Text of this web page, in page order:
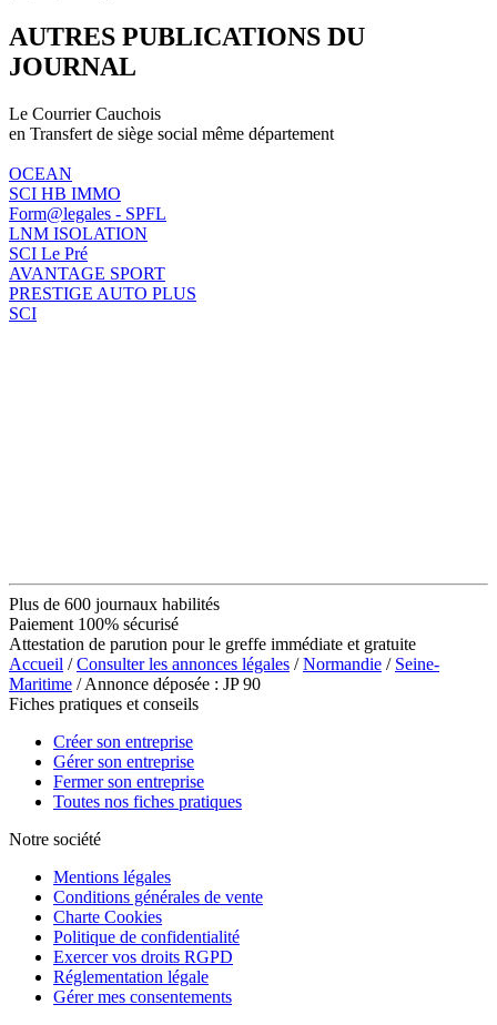
AUTRES PUBLICATIONS DU
JOURNAL
Le Courrier Cauchois
en Transfert de siège social même département
OCEAN
SCI HB IMMO
Form@legales - SPFL
LNM ISOLATION
SCI Le Pré
AVANTAGE SPORT
PRESTIGE AUTO PLUS
SCI
Plus de 600 journaux habilités
Paiement 100% sécurisé
Attestation de parution pour le greffe immédiate et gratuite
Accueil /Consulter les annonces légales /Normandie / Seine-
Maritime / Annonce déposée : JP 90
Fiches pratiques et conseils
Créer son entreprise
Gérer son entreprise
Fermer son entreprise
Toutes nos fiches pratiques
Notre société
Mentions légales
Conditions générales de vente
Charte Cookies
Politique de confidentialité
Exercer vos droits RGPD
Réglementation légale
Gérer mes consentements